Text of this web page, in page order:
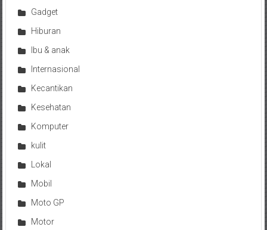
Gadget
Hiburan
Ibu & anak
Internasional
Kecantikan
Kesehatan
Komputer
kulit
Lokal
Mobil
Moto GP
Motor